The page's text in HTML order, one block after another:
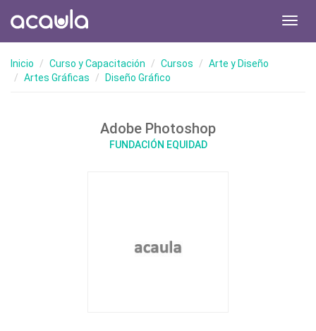
Inicio Curso y Capacitación Cursos
Arte y Diseño
Artes Gráficas
Diseño Gráfico
Adobe Photoshop
FUNDACIÓN EQUIDAD